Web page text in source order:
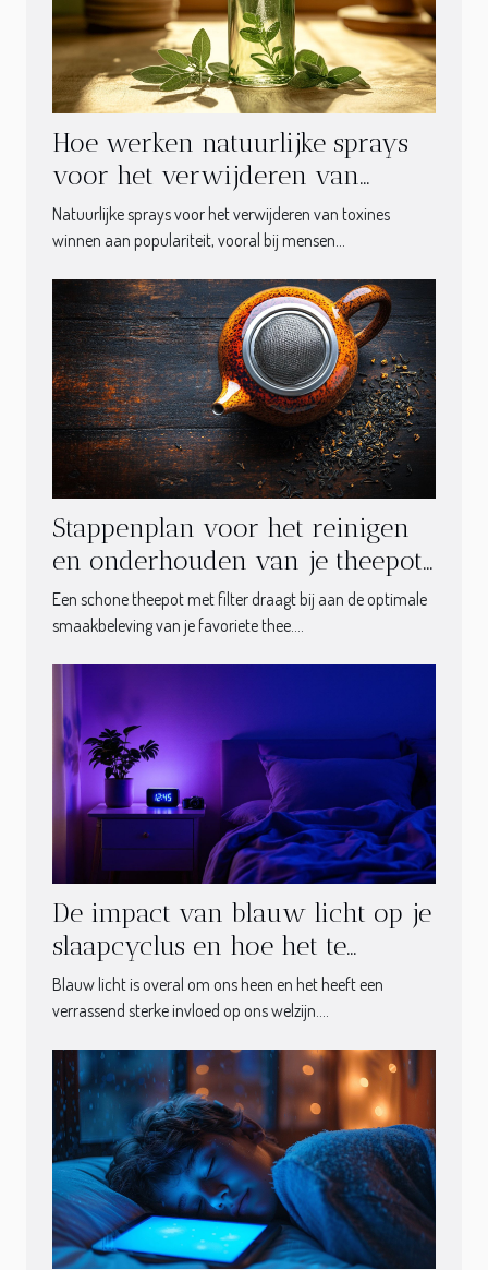
Hoe werken natuurlijke sprays
voor het verwijderen van
toxines?
Natuurlijke sprays voor het verwijderen van toxines
winnen aan populariteit, vooral bij mensen...
Stappenplan voor het reinigen
en onderhouden van je theepot
met filter
Een schone theepot met filter draagt bij aan de optimale
smaakbeleving van je favoriete thee....
De impact van blauw licht op je
slaapcyclus en hoe het te
vermijden
Blauw licht is overal om ons heen en het heeft een
verrassend sterke invloed op ons welzijn....